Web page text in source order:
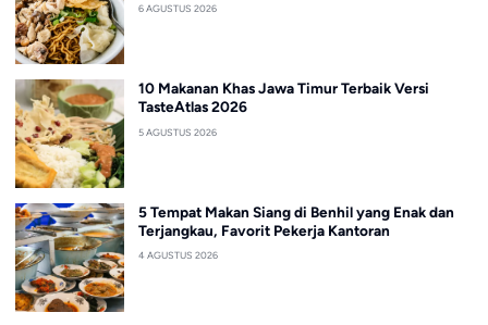
6 AGUSTUS 2026
10 Makanan Khas Jawa Timur Terbaik Versi
TasteAtlas 2026
5 AGUSTUS 2026
5 Tempat Makan Siang di Benhil yang Enak dan
Terjangkau, Favorit Pekerja Kantoran
4 AGUSTUS 2026